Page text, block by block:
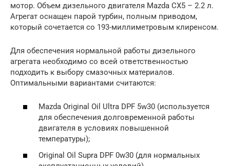
мотор. Объем дизельного двигателя Mazda CX5 – 2.2 л.
Агрегат оснащен парой турбин, полным приводом,
который сочетается со 193-миллиметровым клиренсом.
Для обеспечения нормальной работы дизельного
агрегата необходимо со всей ответственностью
подходить к выбору смазочных материалов.
Оптимальными вариантами считаются:
Mazda Original Oil Ultra DPF 5w30 (используется
для обеспечения долговременной работы
двигателя в условиях повышенной
температуры);
Original Oil Supra DPF 0w30 (для нормальных